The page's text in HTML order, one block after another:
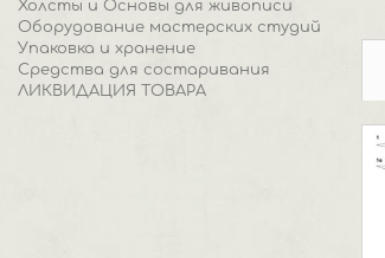
Холсты и Основы для живописи
Оборудование мастерских студий
Упаковка и хранение
Средства для состаривания
ЛИКВИДАЦИЯ ТОВАРА